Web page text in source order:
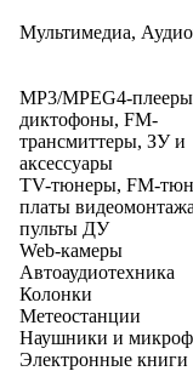
Мультимедиа,
MP3/MPEG4-
диктофоны, FM-
трансмиттеры, ЗУ и
аксессуары
TV-тюнеры, FM-
платы
пульты ДУ
Web-камеры
Автоаудиотехника
Колонки
Метеостанции
Наушники и
Электронные книги